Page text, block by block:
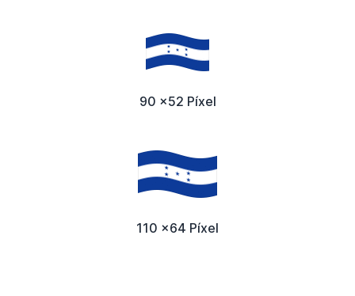
90 x52 Píxel
110 x64 Píxel